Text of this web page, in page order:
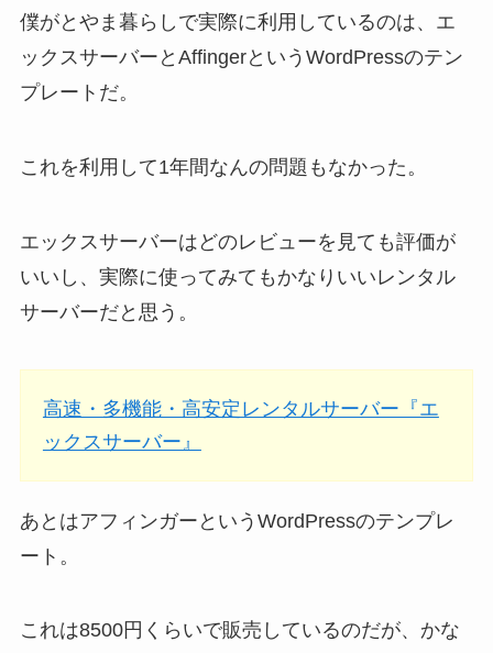
僕がとやま暮らしで実際に利用しているのは、エ
ックスサーバーとAffingerというWordPressのテン
プレートだ。
これを利用して1年間なんの問題もなかった。
エックスサーバーはどのレビューを見ても評価が
いいし、実際に使ってみてもかなりいいレンタル
サーバーだと思う。
高速・多機能・高安定レンタルサーバー『エ
ックスサーバー』
あとはアフィンガーというWordPressのテンプレ
ート。
これは8500円くらいで販売しているのだが、かな